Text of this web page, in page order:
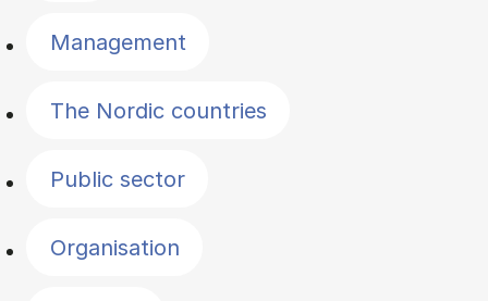
Management
The Nordic countries
Public sector
Organisation